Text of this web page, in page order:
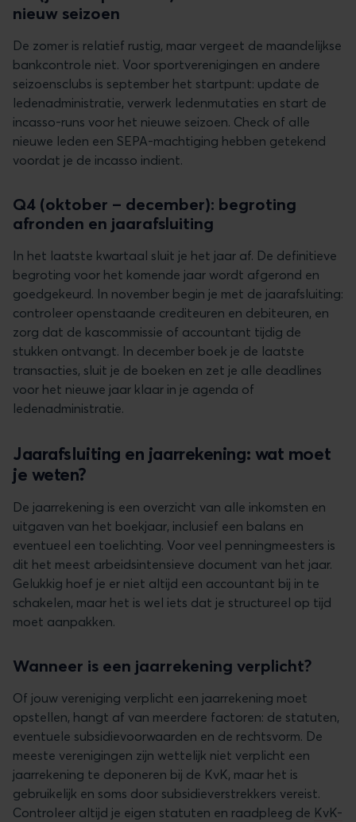
nieuw seizoen
De zomer is relatief rustig, maar vergeet de maandelijkse
bankcontrole niet. Voor sportverenigingen en andere
seizoensclubs is september het startpunt: update de
ledenadministratie, verwerk ledenmutaties en start de
incasso-runs voor het nieuwe seizoen. Check of alle
nieuwe leden een SEPA-machtiging hebben getekend
voordat je de incasso indient.
Q4 (oktober – december): begroting
afronden en jaarafsluiting
In het laatste kwartaal sluit je het jaar af. De definitieve
begroting voor het komende jaar wordt afgerond en
goedgekeurd. In november begin je met de jaarafsluiting:
controleer openstaande crediteuren en debiteuren, en
zorg dat de kascommissie of accountant tijdig de
stukken ontvangt. In december boek je de laatste
transacties, sluit je de boeken en zet je alle deadlines
voor het nieuwe jaar klaar in je agenda of
ledenadministratie.
Jaarafsluiting en jaarrekening: wat moet
je weten?
De jaarrekening is een overzicht van alle inkomsten en
uitgaven van het boekjaar, inclusief een balans en
eventueel een toelichting. Voor veel penningmeesters is
dit het meest arbeidsintensieve document van het jaar.
Gelukkig hoef je er niet altijd een accountant bij in te
schakelen, maar het is wel iets dat je structureel op tijd
moet aanpakken.
Wanneer is een jaarrekening verplicht?
Of jouw vereniging verplicht een jaarrekening moet
opstellen, hangt af van meerdere factoren: de statuten,
eventuele subsidievoorwaarden en de rechtsvorm. De
meeste verenigingen zijn wettelijk niet verplicht een
jaarrekening te deponeren bij de KvK, maar het is
gebruikelijk en soms door subsidieverstrekkers vereist.
Controleer altijd je eigen statuten en raadpleeg de KvK-